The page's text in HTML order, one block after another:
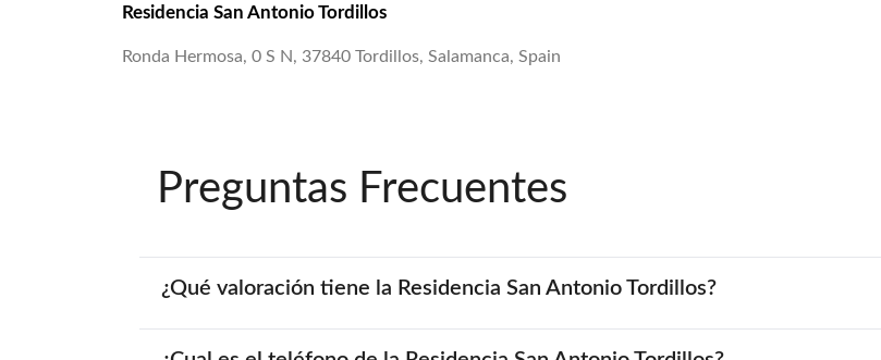
Residencia San Antonio Tordillos
Ronda Hermosa, 0 S N, 37840 Tordillos, Salamanca, Spain
Preguntas Frecuentes
¿Qué valoración tiene la Residencia San Antonio Tordillos?